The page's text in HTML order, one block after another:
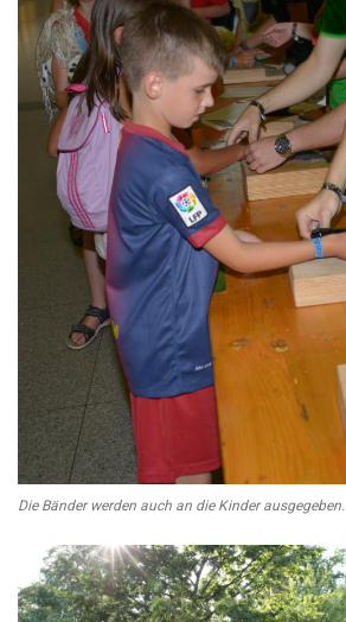
Die Bänder werden auch an die Kinder ausgegeben.